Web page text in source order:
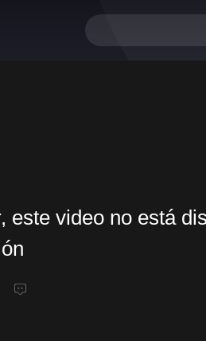
este video no está